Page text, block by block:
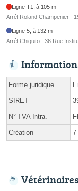
Ligne T1, à 105 m
Arrêt Roland Champenier -
Ligne 5, à 132 m
Arrêt Chiquito - 36 Rue
Forme juridique
SIRET
N° TVA Intra.
Création 7